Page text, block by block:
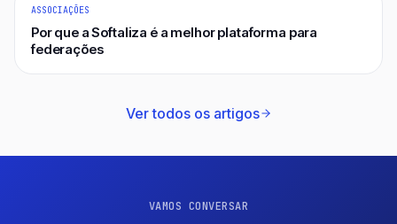
ASSOCIAÇÕES
Por que a Softaliza é a melhor plataforma para
federações
Ver todos os artigos
VAMOS CONVERSAR